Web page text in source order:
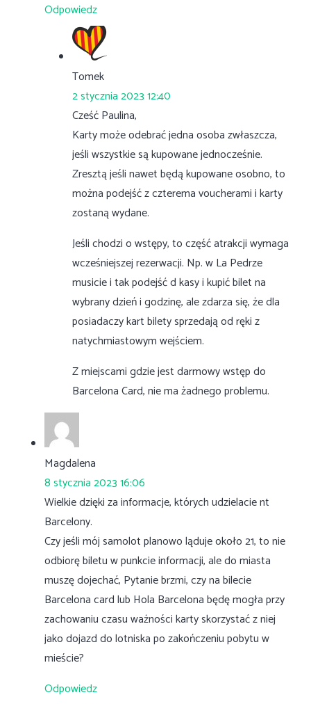
Odpowiedz
Tomek
2 stycznia 2023 12:40
Cześć Paulina,
Karty może odebrać jedna osoba zwłaszcza,
jeśli wszystkie są kupowane jednocześnie.
Zresztą jeśli nawet będą kupowane osobno, to
można podejść z czterema voucherami i karty
zostaną wydane.
Jeśli chodzi o wstępy, to część atrakcji wymaga
wcześniejszej rezerwacji. Np. w La Pedrze
musicie i tak podejść d kasy i kupić bilet na
wybrany dzień i godzinę, ale zdarza się, że dla
posiadaczy kart bilety sprzedają od ręki z
natychmiastowym wejściem.
Z miejscami gdzie jest darmowy wstęp do
Barcelona Card, nie ma żadnego problemu.
Magdalena
8 stycznia 2023 16:06
Wielkie dzięki za informacje, których udzielacie nt
Barcelony.
Czy jeśli mój samolot planowo ląduje około 21, to nie
odbiorę biletu w punkcie informacji, ale do miasta
muszę dojechać, Pytanie brzmi, czy na bilecie
Barcelona card lub Hola Barcelona będę mogła przy
zachowaniu czasu ważności karty skorzystać z niej
jako dojazd do lotniska po zakończeniu pobytu w
mieście?
Odpowiedz